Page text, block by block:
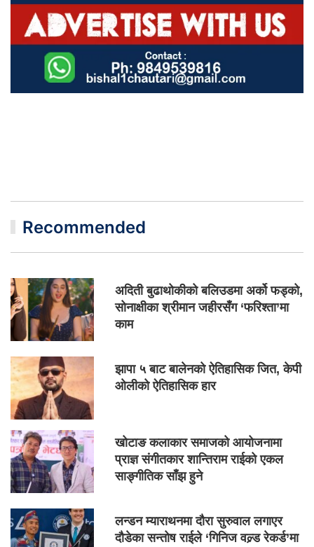
Recommended
अदिती बुढाथोकीको बलिउडमा अर्को फड्को,
सोनाक्षीका श्रीमान जहीरसँग ‘फरिश्ता’मा
काम
झापा ५ बाट बालेनको ऐतिहासिक जित, केपी
ओलीको ऐतिहासिक हार
खोटाङ कलाकार समाजको आयोजनामा
प्राज्ञ संगीतकार शान्तिराम राईको एकल
साङ्गीतिक साँझ हुने
लन्डन म्याराथनमा दौरा सुरुवाल लगाएर
दौडेका सन्तोष राईले ‘गिनिज वल्र्ड रेकर्ड’मा